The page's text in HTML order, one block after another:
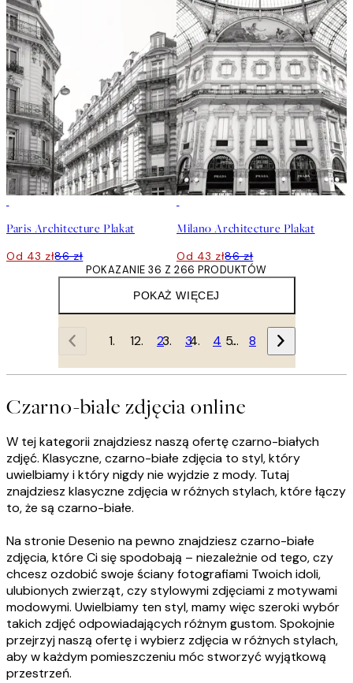
Paris Architecture Plakat
Od 43 zł86 zł
Milano Architecture Plakat
Od 43 zł86 zł
POKAŻ WIĘCEJ
POKAZANIE 36 Z 266 PRODUKTÓW
1 2 3 4 … 8
Czarno-białe zdjęcia online
W tej kategorii znajdziesz naszą ofertę czarno-białych
zdjęć. Klasyczne, czarno-białe zdjęcia to styl, który
uwielbiamy i który nigdy nie wyjdzie z mody. Tutaj
znajdziesz klasyczne zdjęcia w różnych stylach, które łączy
to, że są czarno-białe.
Na stronie Desenio na pewno znajdziesz czarno-białe
zdjęcia, które Ci się spodobają – niezależnie od tego, czy
chcesz ozdobić swoje ściany fotografiami Twoich idoli,
ulubionych zwierząt, czy stylowymi zdjęciami z motywami
modowymi. Uwielbiamy ten styl, mamy więc szeroki wybór
takich zdjęć odpowiadających różnym gustom. Spokojnie
przejrzyj naszą ofertę i wybierz zdjęcia w różnych stylach,
aby w każdym pomieszczeniu móc stworzyć wyjątkową
przestrzeń.